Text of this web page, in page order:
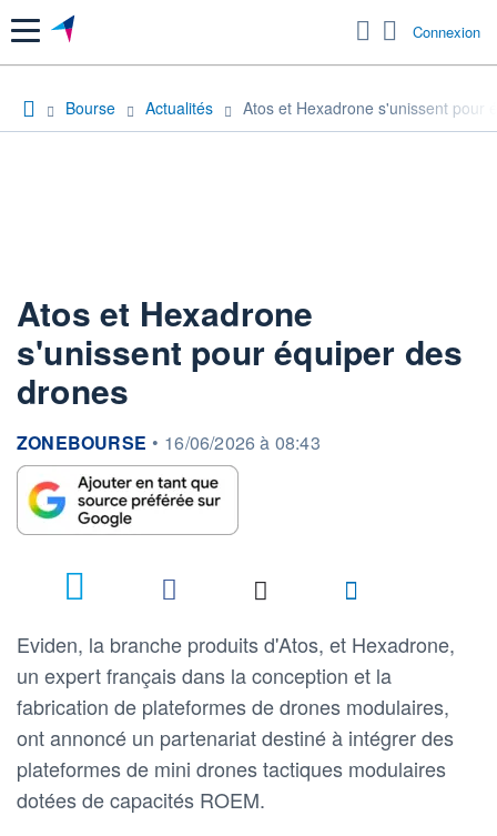
Menu Connexion
Bourse Actualités Atos et Hexadrone s'unissent pour
Atos et Hexadrone
s'unissent pour équiper des
drones
information fournie par
ZONEBOURSE • 16/06/2026 à 08:43
Eviden, la branche produits d'Atos, et Hexadrone,
un expert français dans la conception et la
fabrication de plateformes de drones modulaires,
ont annoncé un partenariat destiné à intégrer des
plateformes de mini drones tactiques modulaires
dotées de capacités ROEM.